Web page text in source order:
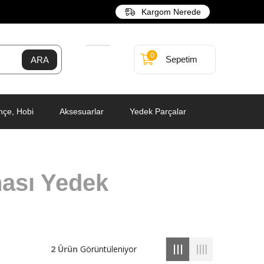
Kargom Nerede
Sepetim
0
Hobi Aksesuarlar Yedek Parçalar
Yedek
2 Ürün